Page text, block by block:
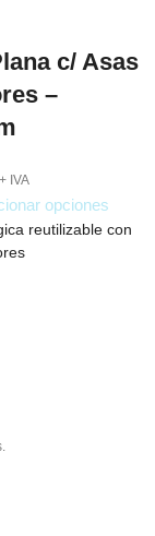
c/ Asas
–
+ IVA
opciones
reutilizable con